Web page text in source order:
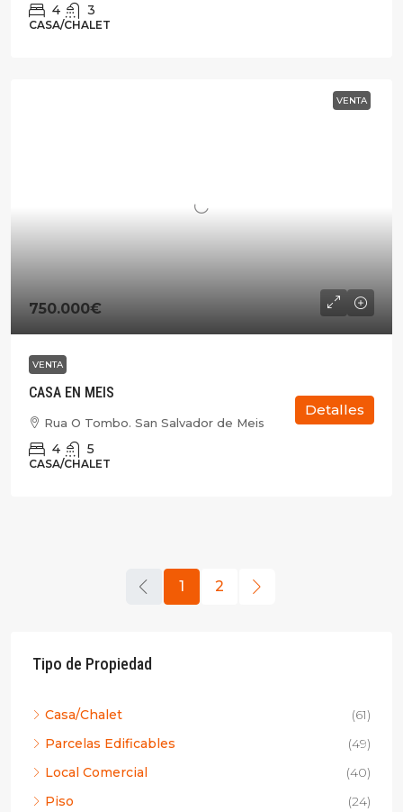
4 3
CASA/CHALET
VENTA
750.000€
VENTA
CASA EN MEIS
Rua O Tombo. San Salvador de Meis
4 5
CASA/CHALET
Detalles
1 2
Tipo de Propiedad
Casa/Chalet
(61)
Parcelas Edificables
(49)
Local Comercial
(40)
Piso
(24)